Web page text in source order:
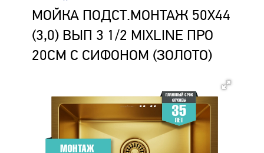
МОЙКА ПОДСТ.МОНТАЖ 50Х44
(3,0) ВЫП 3 1/2 MIXLINE ПРО
20СМ С СИФОНОМ (ЗОЛОТО)